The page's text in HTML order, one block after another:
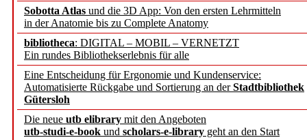
Sobotta Atlas und die 3D App: Von den ersten Lehrmitteln
in der Anatomie bis zu Complete Anatomy
bibliotheca: DIGITAL – MOBIL – VERNETZT
Ein rundes Bibliothekserlebnis für alle
Eine Entscheidung für Ergonomie und Kundenservice:
Automatisierte Rückgabe und Sortierung an derStadtbibliothek
Gütersloh
Die neue utb elibrary mit den Angeboten
utb-studi-e-book und scholars-e-library geht an den Start
EBSCO Information
Recherchefunktionen in
Sorbisches Institut neu
Geschichte und